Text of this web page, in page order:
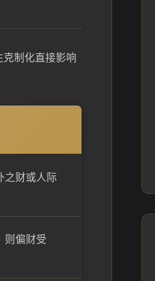
制化直接影响
之财或人际
则偏财受